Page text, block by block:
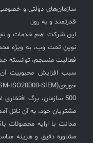
سازمان‌های دولتی و خصوصی
قدرتمند و به روز.
این شرکت اهم خدمات و
فعالیت منسجم، توانسته
سبب افزایش محبوبیت
500 سازمان، برگ
مشتریان خود، به آن نائل
مدانت با ارایه محصولات
مشاوره دقیق و هزینه